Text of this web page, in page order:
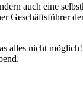
auch eine
Geschäftsführer
alles nicht